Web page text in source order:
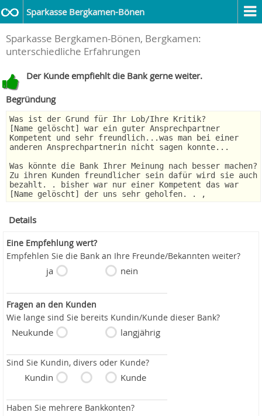
Sparkasse Bergkamen-Bönen
Sparkasse Bergkamen-Bönen, Bergkamen:
unterschiedliche Erfahrungen
Der Kunde empfiehlt die Bank gerne weiter.
Begründung
Was ist der Grund für Ihr Lob/Ihre Kritik?
[Name gelöscht] war ein guter Ansprechpartner
Kompetent und sehr freundlich...was man bei einer
anderen Ansprechpartnerin nicht sagen konnte...
Was könnte die Bank Ihrer Meinung nach besser machen?
Zu ihren Kunden freundlicher sein dafür wird sie auch
bezahlt. . bisher war nur einer Kompetent das war
[Name gelöscht] der uns sehr geholfen. . ,
Details
Eine Empfehlung wert?
Empfehlen Sie die Bank an Ihre Freunde/Bekannten weiter?
ja nein
Fragen an den Kunden
Wie lange sind Sie bereits Kundin/Kunde dieser Bank?
Neukunde langjährig
Sind Sie Kundin, divers oder Kunde?
Kundin Kunde
Haben Sie mehrere Bankkonten?